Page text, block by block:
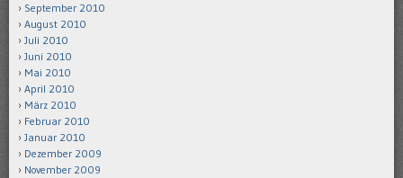
September 2010
August 2010
Juli 2010
Juni 2010
Mai 2010
April 2010
März 2010
Februar 2010
Januar 2010
Dezember 2009
November 2009